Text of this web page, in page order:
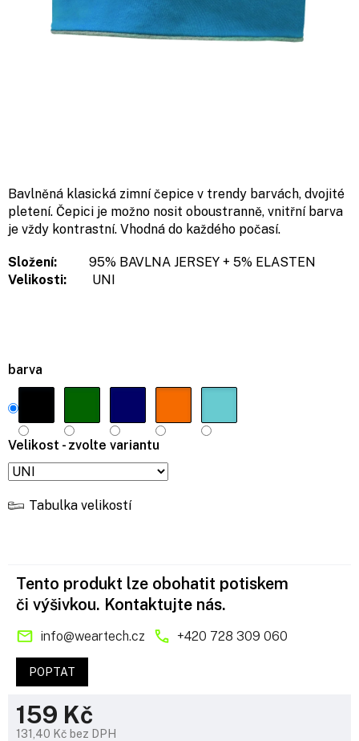
barva
Velikost - zvolte variantu
Tabulka velikostí
Bavlněná klasická zimní čepice v trendy barvách, dvojité
pletení. Čepici je možno nosit oboustranně, vnitřní barva
je vždy kontrastní. Vhodná do každého počasí.
Složení:
95% BAVLNA JERSEY + 5% ELASTEN
Velikosti:
UNI
159 Kč
131,40 Kč bez DPH
Tento produkt lze obohatit potiskem
či výšivkou. Kontaktujte nás.
info@weartech.cz +420 728 309 060
POPTAT